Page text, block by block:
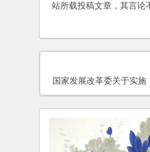
站所载投稿文章，其言论
国家发展改革委关于实施《境外